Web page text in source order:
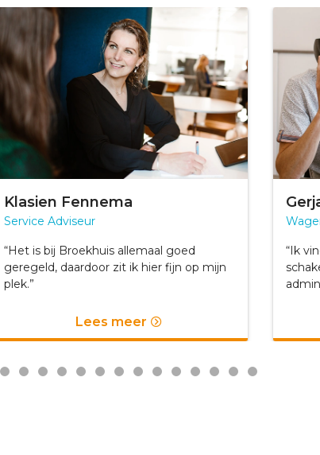
Klasien Fennema
Service Adviseur
“Het is bij Broekhuis allemaal goed
geregeld, daardoor zit ik hier fijn op mijn
plek.”
Lees meer
“Ik